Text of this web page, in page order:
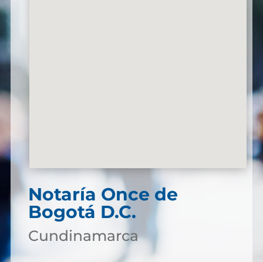
Notaría Once de
Bogotá D.C.
Cundinamarca